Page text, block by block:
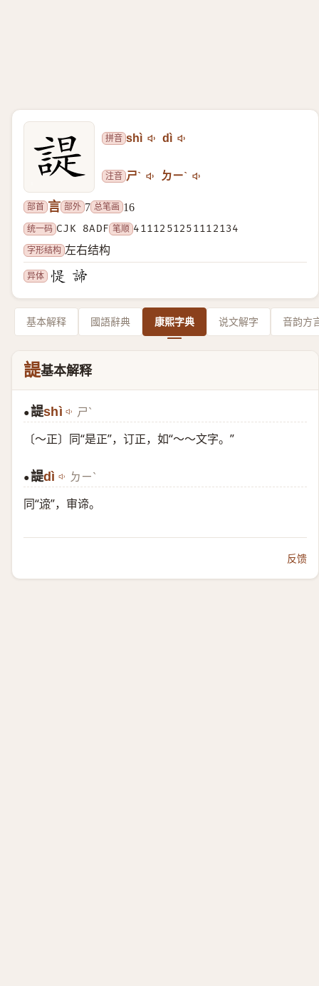
拼音 shì dì
注音 ㄕˋ ㄉㄧˋ
部首 言 部外 7 总笔画 16
统一码 CJK 8ADF 笔顺 4111251251112134
字形结构 左右结构
异体
基本解释 國語辭典 康熙字典 说文解字 音韵方
諟基本解释
●諟shì ㄕˋ
〔～正〕同“是正”，订正，如“～～文字。”
●諟dì ㄉㄧˋ
同“谛”，审谛。
反馈